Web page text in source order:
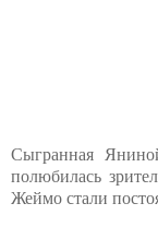
Сыгранная
полюбилась
Жеймо стали